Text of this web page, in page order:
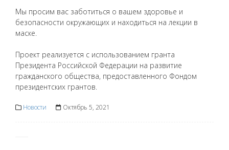
Мы просим вас заботиться о вашем здоровье и
безопасности окружающих и находиться на лекции в
маске.
Проект реализуется с использованием гранта
Президента Российской Федерации на развитие
гражданского общества, предоставленного Фондом
президентских грантов.
Новости Октябрь 5, 2021